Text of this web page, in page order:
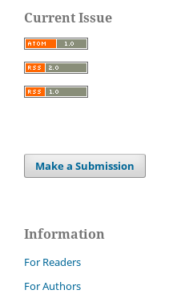
Current Issue
Make a Submission
Information
For Readers
For Authors